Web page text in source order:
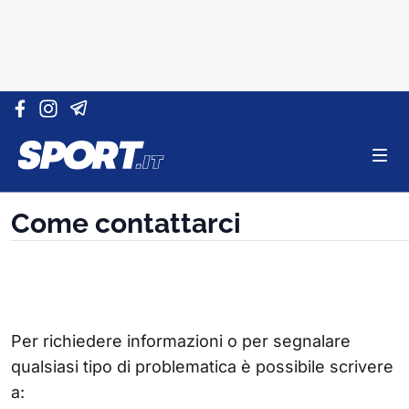
Vai al contenuto
Come contattarci
Per richiedere informazioni o per segnalare
qualsiasi tipo di problematica è possibile scrivere
a: